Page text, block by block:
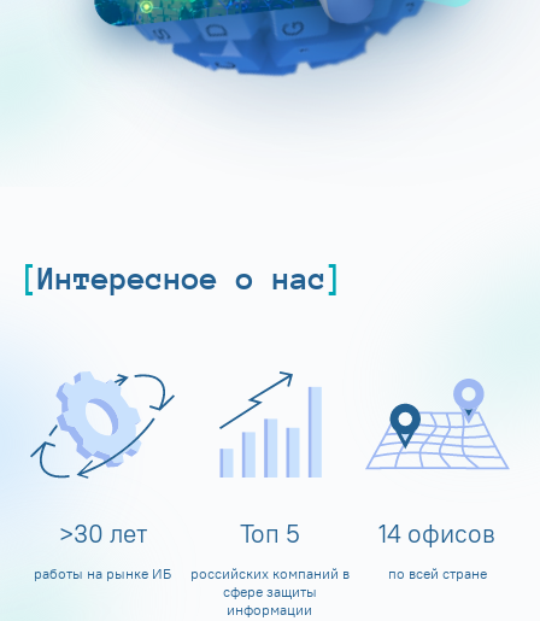
Интересное о нас
>30 лет
работы на рынке ИБ
Топ 5
российских компаний в
сфере защиты
информации
14 офисов
по всей стране